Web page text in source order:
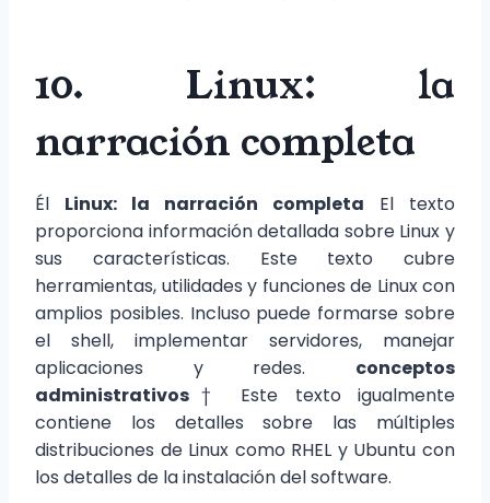
10. Linux: la
narración completa
Él Linux: la narración completa El texto
proporciona información detallada sobre Linux y
sus características. Este texto cubre
herramientas, utilidades y funciones de Linux con
amplios posibles. Incluso puede formarse sobre
el shell, implementar servidores, manejar
aplicaciones y redes. conceptos
administrativos † Este texto igualmente
contiene los detalles sobre las múltiples
distribuciones de Linux como RHEL y Ubuntu con
los detalles de la instalación del software.